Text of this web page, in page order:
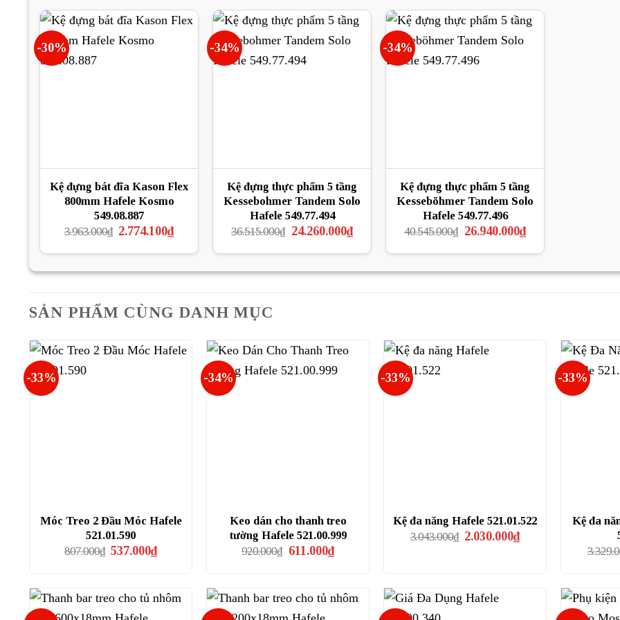
3.686.900₫.
1.960.000₫.
-30%
Kệ đựng bát đĩa Kason Flex
800mm Hafele Kosmo
549.08.887
3.963.000₫ Giá
là:
2.774.100₫Giá
hiện
tại
2.774.100₫.
-34%
Kệ đựng thực phẩm 5 tầng
Kessebohmer Tandem Solo
Hafele 549.77.494
36.515.000₫ Giá
là:
24.260.000₫Giá
hiện
tại
24.260.000₫.
-34%
Kệ đựng thực phẩm 5 tầng
Kesseböhmer Tandem Solo
Hafele 549.77.496
40.545.000₫ Giá
là:
26.940.000₫Giá
hiện
tại
26.940.000₫.
SẢN PHẨM CÙNG DANH MỤC
-33%
Móc Treo 2 Đầu Móc Hafele
521.01.590
807.000₫ Giá
537.000₫Giá
hiện
537.000₫.
-34%
Keo dán cho thanh treo
tường Hafele 521.00.999
920.000₫ Giá
611.000₫Giá
hiện
611.000₫.
-33%
Kệ đa năng Hafele 521.01.522
3.043.000₫ Giá
2.030.000₫Giá
hiện
-33%
Kệ đa